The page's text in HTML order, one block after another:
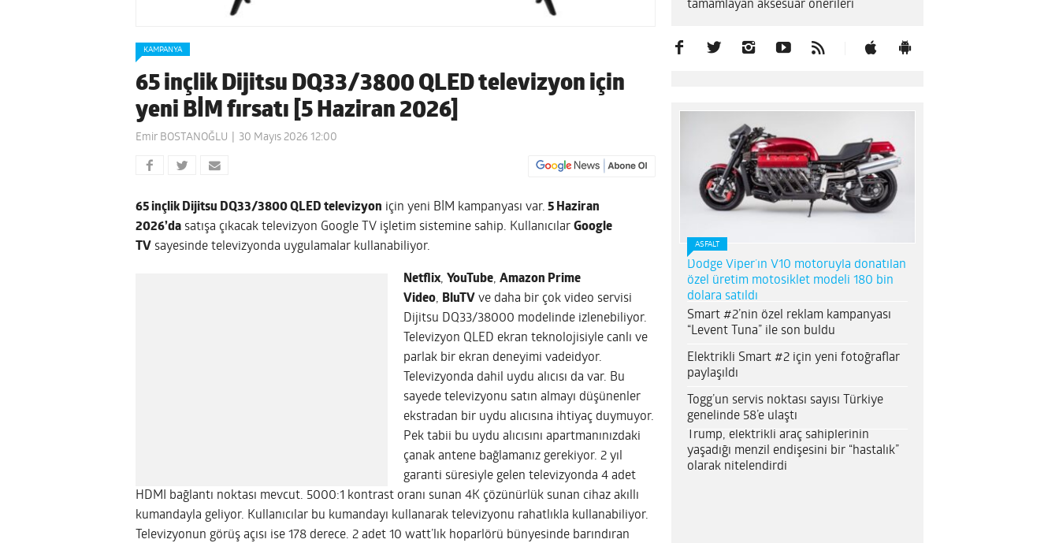
KAMPANYA
65 inçlik Dijitsu DQ33/3800 QLED televizyon için
yeni BİM fırsatı [5 Haziran 2026]
Emir BOSTANOĞLU 30 Mayıs 2026 12:00
65 inçlik Dijitsu DQ33/3800 QLED televizyon için yeni BİM kampanyası var. 5 Haziran
2026’da satışa çıkacak televizyon Google TV işletim sistemine sahip. Kullanıcılar Google
TV sayesinde televizyonda uygulamalar kullanabiliyor.
Netflix, YouTube, Amazon Prime
Video, BluTV ve daha bir çok video servisi
Dijitsu DQ33/38000 modelinde izlenebiliyor.
Televizyon QLED ekran teknolojisiyle canlı ve
parlak bir ekran deneyimi vadeidyor.
Televizyonda dahil uydu alıcısı da var. Bu
sayede televizyonu satın almayı düşünenler
ekstradan bir uydu alıcısına ihtiyaç duymuyor.
Pek tabii bu uydu alıcısını apartmanınızdaki
çanak antene bağlamanız gerekiyor. 2 yıl
garanti süresiyle gelen televizyonda 4 adet
HDMI bağlantı noktası mevcut. 5000:1 kontrast oranı sunan 4K çözünürlük sunan cihaz akıllı
kumandayla geliyor. Kullanıcılar bu kumandayı kullanarak televizyonu rahatlıkla kullanabiliyor.
Televizyonun görüş açısı ise 178 derece. 2 adet 10 watt’lık hoparlörü bünyesinde barındıran
tamamlayan aksesuar önerileri
ASFALT
Dodge Viper’ın V10 motoruyla donatılan
özel üretim motosiklet modeli 180 bin
dolara satıldı
Smart #2’nin özel reklam kampanyası
“Levent Tuna” ile son buldu
Elektrikli Smart #2 için yeni fotoğraflar
paylaşıldı
Togg’un servis noktası sayısı Türkiye
genelinde 58’e ulaştı
Trump, elektrikli araç sahiplerinin
yaşadığı menzil endişesini bir “hastalık”
olarak nitelendirdi